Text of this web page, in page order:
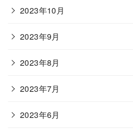
2023年10月
2023年9月
2023年8月
2023年7月
2023年6月